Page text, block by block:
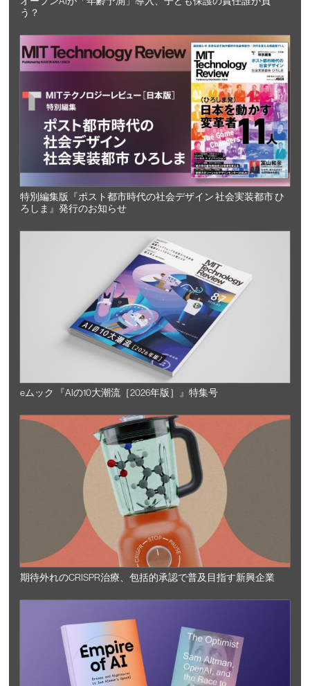
う？
特別編集版『ポスト都市時代の社会デザイン 社会実装都市 ひ
ろしま』発行のお知らせ
eムック 『AIの10大潮流［2026年版］』特集号
期待外れのCRISPR治療、包括的承認で普及目指す新興企業